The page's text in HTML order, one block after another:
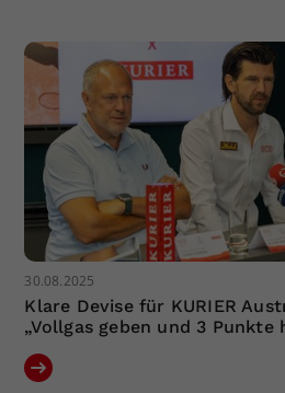
30.08.2025
Klare Devise für KURIER
„Vollgas geben und 3 Punkte
Zweck
Einstellungen.
zufällig
historische
vorgenommen
Webseiten-
hat.